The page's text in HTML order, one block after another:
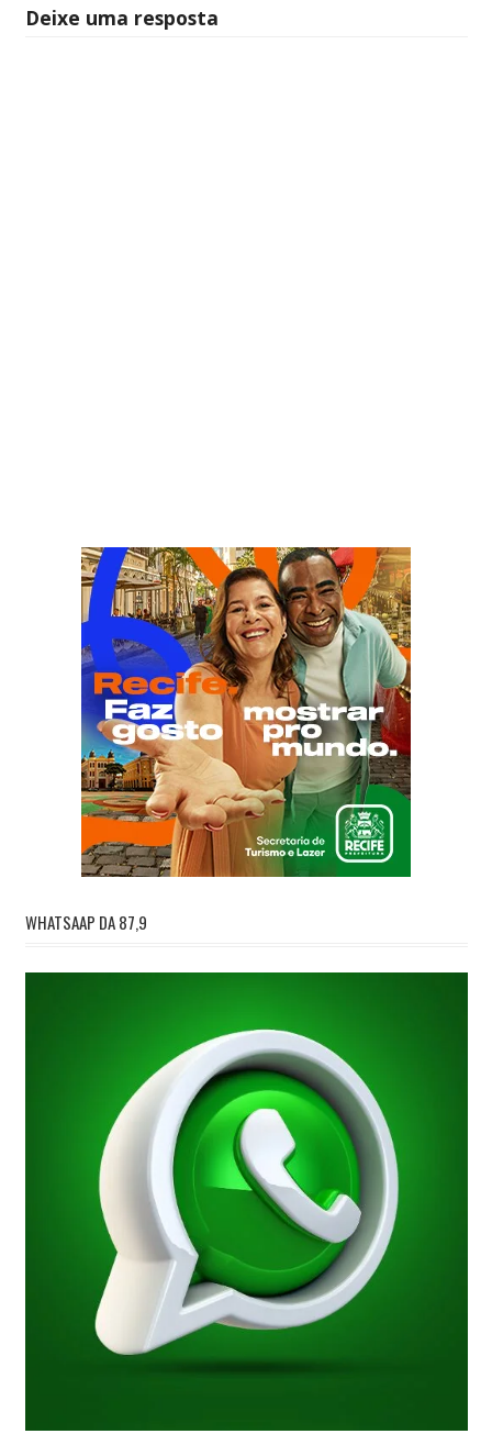
Deixe uma resposta
WHATSAAP DA 87,9